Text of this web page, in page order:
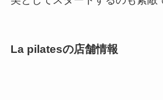
La pilatesの店舗情報